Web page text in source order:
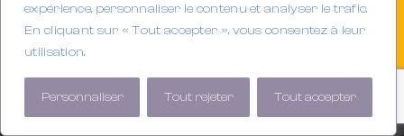
expérience, personnaliser le contenu et analyser le trafic.
En cliquant sur « Tout accepter », vous consentez à leur
utilisation.
Personnaliser Tout rejeter Tout accepter
SIRET 894933191/00013
Tél. : 06.32.63.34.98
Copyright © 2025 Gerard Dubail — Tous droits réservés.